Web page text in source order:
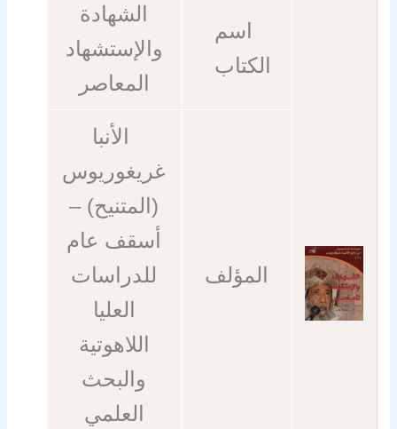
اسم
الكتاب
الشهادة
والإستشهاد
المعاصر
المؤلف
الأنبا
غريغوريوس
(المتنيح) –
أسقف عام
للدراسات
العليا
اللاهوتية
والبحث
العلمي